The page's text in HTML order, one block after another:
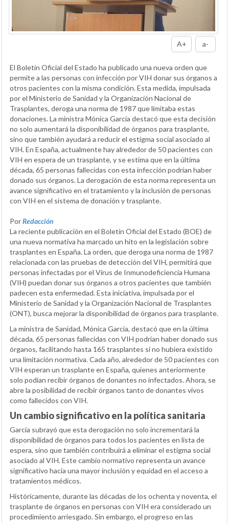
A+ a-
El Boletín Oficial del Estado ha publicado una nueva orden que
permite a las personas con infección por VIH donar sus órganos a
otros pacientes con la misma condición. Esta medida, impulsada
por el Ministerio de Sanidad y la Organización Nacional de
Trasplantes, deroga una norma de 1987 que limitaba estas
donaciones. La ministra Mónica García destacó que esta decisión
no solo aumentará la disponibilidad de órganos para trasplante,
sino que también ayudará a reducir el estigma social asociado al
VIH. En España, actualmente hay alrededor de 50 pacientes con
VIH en espera de un trasplante, y se estima que en la última
década, 65 personas fallecidas con esta infección podrían haber
donado sus órganos. La derogación de esta norma representa un
avance significativo en el tratamiento y la inclusión de personas
con VIH en el sistema de donación y trasplante.
PorRedacción
La reciente publicación en el Boletín Oficial del Estado (BOE) de
una nueva normativa ha marcado un hito en la legislación sobre
trasplantes en España. La orden, que deroga una norma de 1987
relacionada con las pruebas de detección del VIH, permitirá que
personas infectadas por el Virus de Inmunodeficiencia Humana
(VIH) puedan donar sus órganos a otros pacientes que también
padecen esta enfermedad. Esta iniciativa, impulsada por el
Ministerio de Sanidad y la Organización Nacional de Trasplantes
(ONT), busca mejorar la disponibilidad de órganos para trasplante.
La ministra de Sanidad, Mónica García, destacó que en la última
década, 65 personas fallecidas con VIH podrían haber donado sus
órganos, facilitando hasta 165 trasplantes si no hubiera existido
una limitación normativa. Cada año, alrededor de 50 pacientes con
VIH esperan un trasplante en España, quienes anteriormente
solo podían recibir órganos de donantes no infectados. Ahora, se
abre la posibilidad de recibir órganos tanto de donantes vivos
como fallecidos con VIH.
Un cambio significativo en la política sanitaria
García subrayó que esta derogación no solo incrementará la
disponibilidad de órganos para todos los pacientes en lista de
espera, sino que también contribuirá a eliminar el estigma social
asociado al VIH. Este cambio normativo representa un avance
significativo hacia una mayor inclusión y equidad en el acceso a
tratamientos médicos.
Históricamente, durante las décadas de los ochenta y noventa, el
trasplante de órganos en personas con VIH era considerado un
procedimiento arriesgado. Sin embargo, el progreso en las